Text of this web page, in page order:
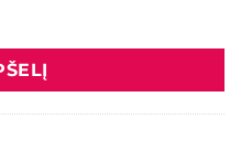
volanu ir nėrinukais,latte